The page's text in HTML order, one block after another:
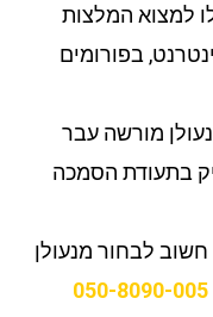
המלצות
בפורומים
מורשה עבר
הסמכה
לבחור מנעולן
050-